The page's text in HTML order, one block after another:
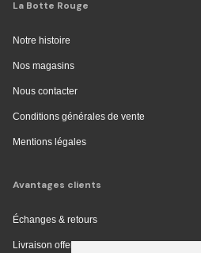
La Botte Rouge
Notre histoire
Nos magasins
Nous contacter
Conditions générales de vente
Mentions légales
Avantages clients
Échanges & retours
Livraison offerte en magasin